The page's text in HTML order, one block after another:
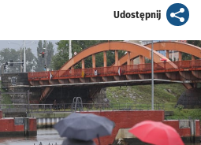
Udostępnijartykuł